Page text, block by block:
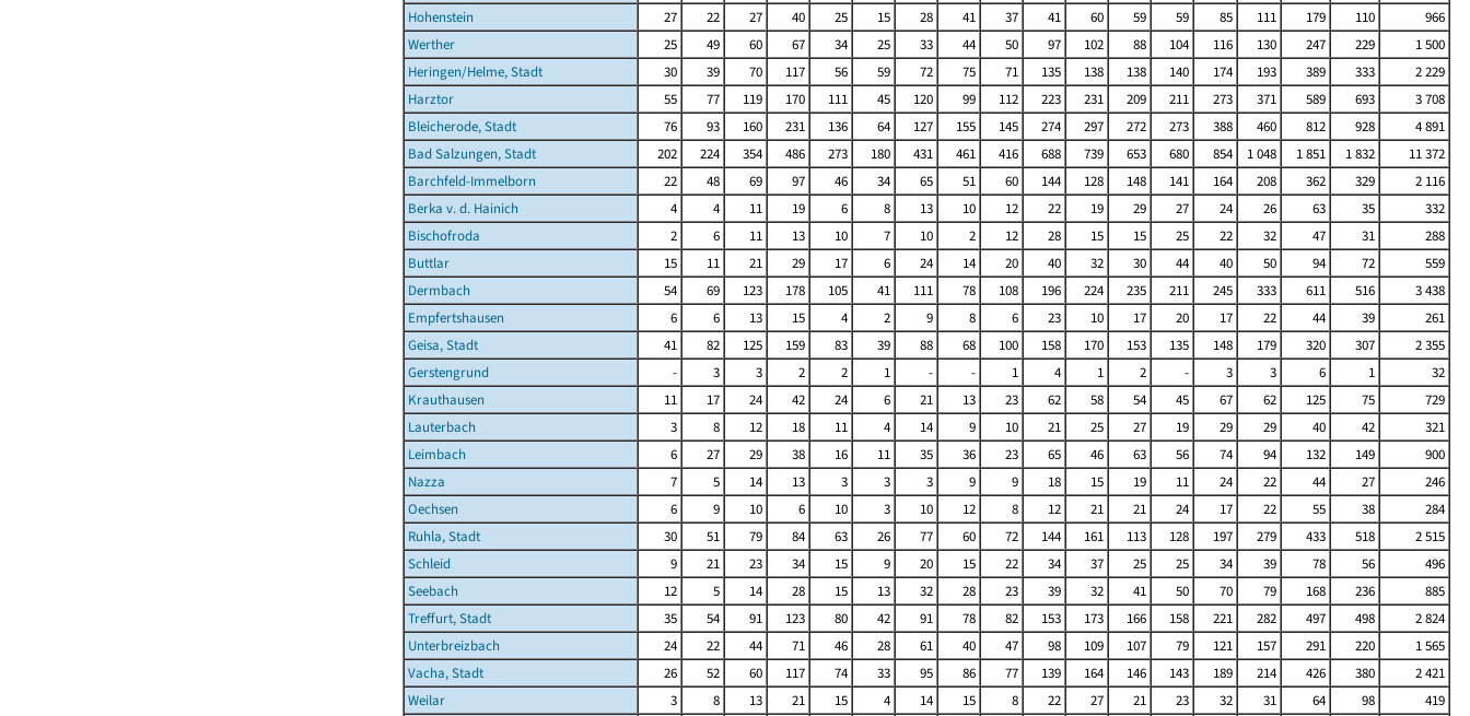
Hohenstein
27 22 27 40 25 15 28 41 37 41 60 59 59 85 111 179 110
966
Werther
25 49 60 67 34 25 33 44 50 97 102 88 104 116 130 247 229
1 500
Heringen/Helme, Stadt
30 39 70 117 56 59 72 75 71 135 138 138 140 174 193 389 333
2 229
Harztor
55 77 119 170 111 45 120 99 112 223 231 209 211 273 371 589 693
3 708
Bleicherode, Stadt
76 93 160 231 136 64 127 155 145 274 297 272 273 388 460 812 928
4 891
Bad Salzungen, Stadt
202 224 354 486 273 180 431 461 416 688 739 653 680 854 1 048 1 851 1 832
11 372
Barchfeld-Immelborn
22 48 69 97 46 34 65 51 60 144 128 148 141 164 208 362 329
2 116
Berka v. d. Hainich
4 4 11 19 6 8 13 10 12 22 19 29 27 24 26 63 35
332
Bischofroda
2 6 11 13 10 7 10 2 12 28 15 15 25 22 32 47 31
288
Buttlar
15 11 21 29 17 6 24 14 20 40 32 30 44 40 50 94 72
559
Dermbach
54 69 123 178 105 41 111 78 108 196 224 235 211 245 333 611 516
3 438
Empfertshausen
6 6 13 15 4 2 9 8 6 23 10 17 20 17 22 44 39
261
Geisa, Stadt
41 82 125 159 83 39 88 68 100 158 170 153 135 148 179 320 307
2 355
Gerstengrund
- 3 3 2 2 1 - - 1 4 1 2 - 3 3 6 1
32
Krauthausen
11 17 24 42 24 6 21 13 23 62 58 54 45 67 62 125 75
729
Lauterbach
3 8 12 18 11 4 14 9 10 21 25 27 19 29 29 40 42
321
Leimbach
6 27 29 38 16 11 35 36 23 65 46 63 56 74 94 132 149
900
Nazza
7 5 14 13 3 3 3 9 9 18 15 19 11 24 22 44 27
246
Oechsen
6 9 10 6 10 3 10 12 8 12 21 21 24 17 22 55 38
284
Ruhla, Stadt
30 51 79 84 63 26 77 60 72 144 161 113 128 197 279 433 518
2 515
Schleid
9 21 23 34 15 9 20 15 22 34 37 25 25 34 39 78 56
496
Seebach
12 5 14 28 15 13 32 28 23 39 32 41 50 70 79 168 236
885
Treffurt, Stadt
35 54 91 123 80 42 91 78 82 153 173 166 158 221 282 497 498
2 824
Unterbreizbach
24 22 44 71 46 28 61 40 47 98 109 107 79 121 157 291 220
1 565
Vacha, Stadt
26 52 60 117 74 33 95 86 77 139 164 146 143 189 214 426 380
2 421
Weilar
3 8 13 21 15 4 14 15 8 22 27 21 23 32 31 64 98
419